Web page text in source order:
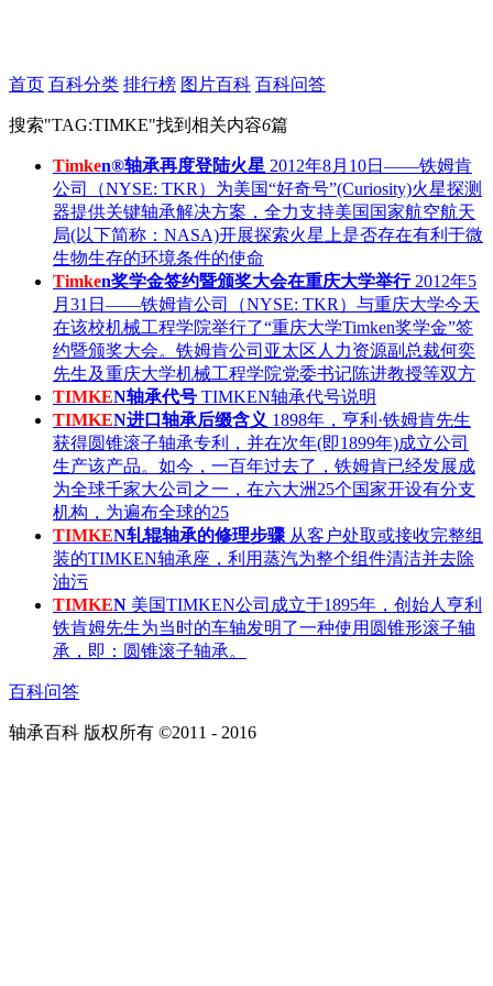
首页 百科分类 排行榜 图片百科 百科问答
搜索"TAG:TIMKE"找到相关内容6篇
Timken®轴承再度登陆火星 2012年8月10日——铁姆肯
公司（NYSE: TKR）为美国“好奇号”(Curiosity)火星探测
器提供关键轴承解决方案，全力支持美国国家航空航天
局(以下简称：NASA)开展探索火星上是否存在有利于微
生物生存的环境条件的使命
Timken奖学金签约暨颁奖大会在重庆大学举行 2012年5
月31日——铁姆肯公司（NYSE: TKR）与重庆大学今天
在该校机械工程学院举行了“重庆大学Timken奖学金”签
约暨颁奖大会。铁姆肯公司亚太区人力资源副总裁何奕
先生及重庆大学机械工程学院党委书记陈进教授等双方
TIMKEN轴承代号 TIMKEN轴承代号说明
TIMKEN进口轴承后缀含义 1898年，亨利·铁姆肯先生
获得圆锥滚子轴承专利，并在次年(即1899年)成立公司
生产该产品。如今，一百年过去了，铁姆肯已经发展成
为全球千家大公司之一，在六大洲25个国家开设有分支
机构，为遍布全球的25
TIMKEN轧辊轴承的修理步骤 从客户处取或接收完整组
装的TIMKEN轴承座，利用蒸汽为整个组件清洁并去除
油污
TIMKEN 美国TIMKEN公司成立于1895年，创始人亨利
铁肯姆先生为当时的车轴发明了一种使用圆锥形滚子轴
承，即：圆锥滚子轴承。
百科问答
轴承百科 版权所有 ©2011 - 2016